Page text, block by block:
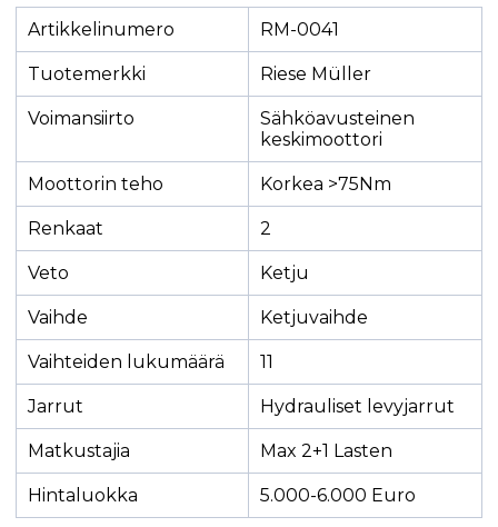
Artikkelinumero RM-0041
Tuotemerkki Riese Müller
Voimansiirto
Sähköavusteinen
keskimoottori
Moottorin teho Korkea >75Nm
Renkaat 2
Veto Ketju
Vaihde Ketjuvaihde
Vaihteiden lukumäärä 11
Jarrut Hydrauliset levyjarrut
Matkustajia Max 2+1 Lasten
Hintaluokka 5.000-6.000 Euro